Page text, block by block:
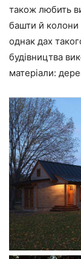
також любить
башти й
однак дах
будівництва
матеріали: